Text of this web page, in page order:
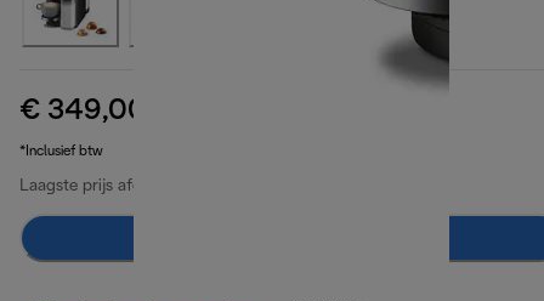
€ 349,00
*Inclusief btw
Laagste prijs afgelopen 30 dagen